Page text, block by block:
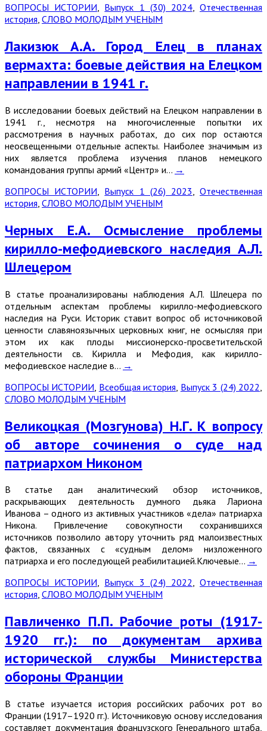
ВОПРОСЫ ИСТОРИИ
Выпуск 1 (30) 2024,Отечественная
история СЛОВО МОЛОДЫМ УЧЕНЫМ
Лакизюк А.А. Город Елец в планах
вермахта: боевые действия на Елецком
направлении в 1941 г.
В исследовании боевых действий на Елецком направлении в
1941 г., несмотря на многочисленные попытки их
рассмотрения в научных работах, до сих пор остаются
неосвещенными отдельные аспекты. Наиболее значимым из
них является проблема изучения планов немецкого
командования группы армий «Центр» и… →
ВОПРОСЫ ИСТОРИИ
Выпуск 1 (26) 2023 ,Отечественная
история СЛОВО МОЛОДЫМ УЧЕНЫМ
Черных Е.А. Осмысление проблемы
кирилло-мефодиевского наследия А.Л.
Шлецером
В статье проанализированы наблюдения А.Л. Шлецера по
отдельным аспектам проблемы кирилло-мефодиевского
наследия на Руси. Историк ставит вопрос об источниковой
ценности славяноязычных церковных книг, не осмысляя при
этом их как плоды миссионерско-просветительской
деятельности св. Кирилла и Мефодия, как кирилло-
мефодиевское наследие в… →
ВОПРОСЫ ИСТОРИИ Всеобщая история Выпуск 3 (24) 2022
СЛОВО МОЛОДЫМ УЧЕНЫМ
Великоцкая (Мозгунова) Н.Г. К вопросу
об авторе сочинения о суде над
патриархом Никоном
В статье дан аналитический обзор источников,
раскрывающих деятельность думного дьяка Лариона
Иванова – одного из активных участников «дела» патриарха
Никона. Привлечение совокупности сохранившихся
источников позволило автору уточнить ряд малоизвестных
фактов, связанных с «судным делом» низложенного
патриарха и его последующей реабилитацией.Ключевые… →
ВОПРОСЫ ИСТОРИИ, Выпуск 3 (24) 2022,Отечественная
история, СЛОВО МОЛОДЫМ УЧЕНЫМ
Павличенко П.П. Рабочие роты (1917-
1920 гг.): по документам архива
исторической службы Министерства
обороны Франции
В статье изучается история российских рабочих рот во
Франции (1917–1920 гг.). Источниковую основу исследования
составляет документация французского Генерального штаба,